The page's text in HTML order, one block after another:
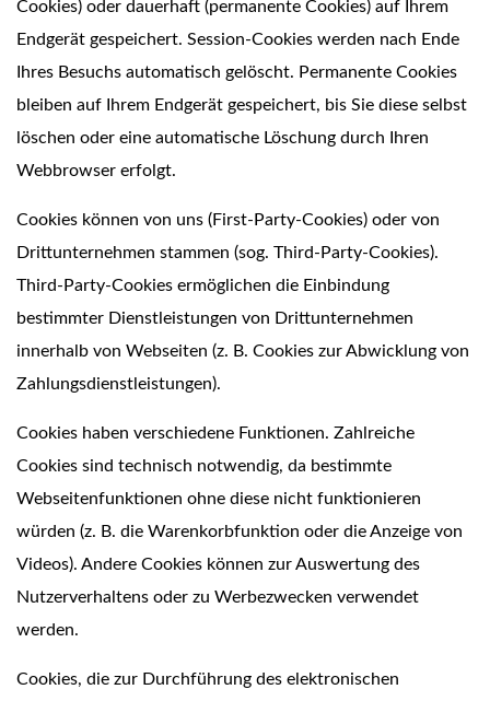
Cookies) oder dauerhaft (permanente Cookies) auf Ihrem
Endgerät gespeichert. Session-Cookies werden nach Ende
Ihres Besuchs automatisch gelöscht. Permanente Cookies
bleiben auf Ihrem Endgerät gespeichert, bis Sie diese selbst
löschen oder eine automatische Löschung durch Ihren
Webbrowser erfolgt.
Cookies können von uns (First-Party-Cookies) oder von
Drittunternehmen stammen (sog. Third-Party-Cookies).
Third-Party-Cookies ermöglichen die Einbindung
bestimmter Dienstleistungen von Drittunternehmen
innerhalb von Webseiten (z. B. Cookies zur Abwicklung von
Zahlungsdienstleistungen).
Cookies haben verschiedene Funktionen. Zahlreiche
Cookies sind technisch notwendig, da bestimmte
Webseitenfunktionen ohne diese nicht funktionieren
würden (z. B. die Warenkorbfunktion oder die Anzeige von
Videos). Andere Cookies können zur Auswertung des
Nutzerverhaltens oder zu Werbezwecken verwendet
werden.
Cookies, die zur Durchführung des elektronischen